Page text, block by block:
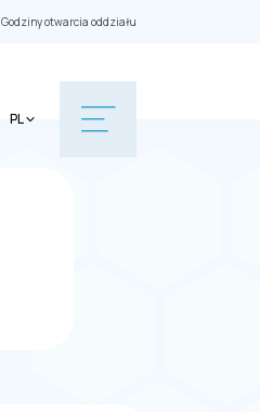
Godziny otwarcia oddziału
PL